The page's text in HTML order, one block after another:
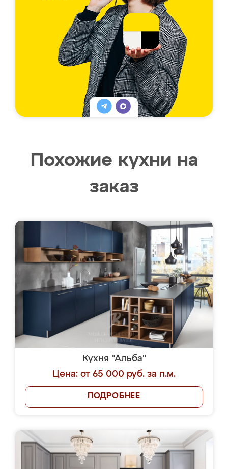
Похожие кухни на
заказ
Кухня "Альба"
Цена: от 65 000 руб. за п.м.
ПОДРОБНЕЕ